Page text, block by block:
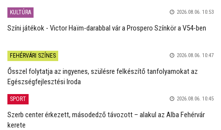
KULTÚRA 2026.08.06. 10:53
Színi játékok - Victor Haïm-darabbal vár a Prospero Színkör a V54-ben
FEHÉRVÁRI SZÍNES 2026.08.06. 10:47
Ősszel folytatja az ingyenes, szülésre felkészítő tanfolyamokat az
Egészségfejlesztési Iroda
SPORT 2026.08.06. 10:45
Szerb center érkezett, másodedző távozott – alakul az Alba Fehérvár
kerete